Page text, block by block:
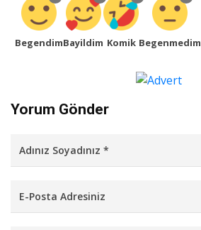
BegendimBayildim Komik Begenmedim
Yorum Gönder